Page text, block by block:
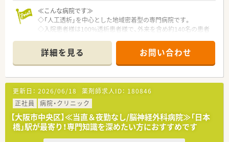
≪こんな病院です≫
◇「人工透析」を中心とした地域密着型の専門病院です。
◇入院患者様は100%透析患者様で、外来を含め約140名の患者
◇専門薬剤師の取得も、試験費用の負担や取得後の資格手当の支
給など、サポート体制もばっちりです。
◇医師や看護師など、他職種とも気軽に相談や意見交換ができる
風通しの良い職場です。
◇電子カルテや監査システムの導入を予定しており、さらに働き
やすい環境へと進化します。
◇1食330円で利用できる、美味しくてお財布に優しい職員食堂
も完備しています。
詳細を見る お問い合わせ
更新日： 2026/06/18 薬剤師求人ID： 180846
正社員
病院・クリニック
【大阪市中央区】≪当直＆夜勤なし/脳神経外科病院≫「日本
橋」駅が最寄り！専門知識を深めたい方におすすめです